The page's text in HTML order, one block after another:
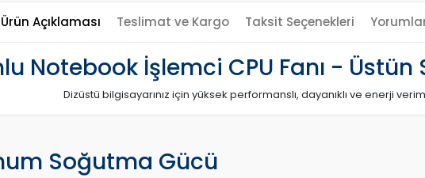
Ürün Açıklaması Teslimat ve Kargo Taksit Seçenekleri
Notebook İşlemci CPU Fanı -
Dizüstü bilgisayarınız için yüksek performanslı, dayanıklı ve enerji
Soğutma Gücü